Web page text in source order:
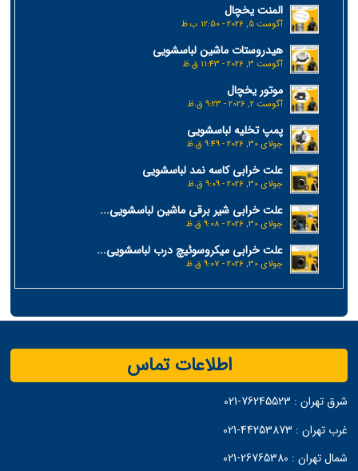
المنت یخچال
آگوست 5, 2026 - 12:50 ب.ظ
هیدروستات ماشین لباسشویی
آگوست 3, 2026 - 11:43 ق.ظ
موتور یخچال
آگوست 2, 2026 - 9:23 ق.ظ
پمپ تخلیه لباسشویی
جولای 30, 2026 - 9:49 ق.ظ
علت خرابی کاسه نمد لباسشویی
جولای 30, 2026 - 9:09 ق.ظ
علت خرابی شیر برقی ماشین لباسشویی...
جولای 30, 2026 - 9:08 ق.ظ
علت خرابی میکروسوئیچ درب لباسشویی...
جولای 30, 2026 - 9:07 ق.ظ
اطلاعات تماس
شرق تهران : 76245523-021
غرب تهران : 44253873-021
شمال تهران :